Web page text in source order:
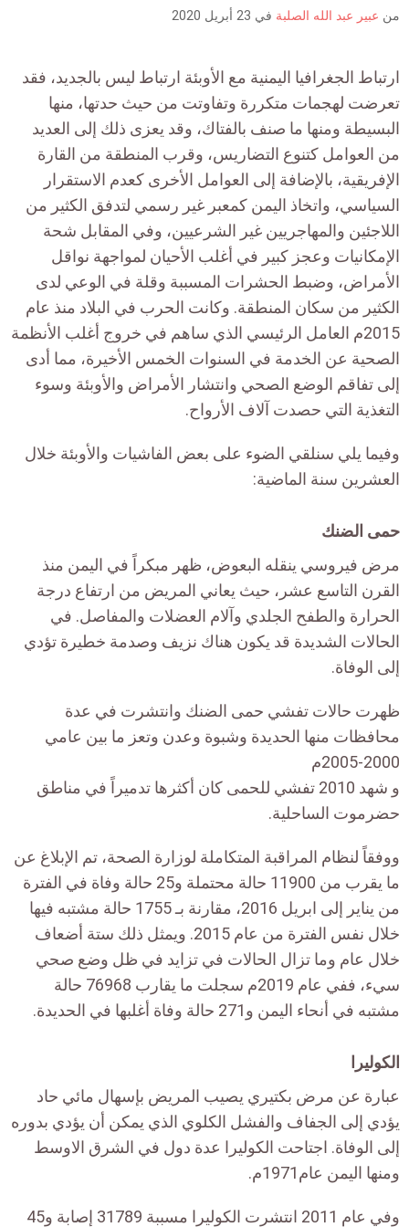
من عبير عبد الله الصلبة في 23 أبريل 2020
ارتباط الجغرافيا اليمنية مع الأوبئة ارتباط ليس بالجديد، فقد
تعرضت لهجمات متكررة وتفاوتت من حيث حدتها، منها
البسيطة ومنها ما صنف بالفتاك، وقد يعزى ذلك إلى العديد
من العوامل كتنوع التضاريس، وقرب المنطقة من القارة
الإفريقية، بالإضافة إلى العوامل الأخرى كعدم الاستقرار
السياسي، واتخاذ اليمن كمعبر غير رسمي لتدفق الكثير من
اللاجئين والمهاجريين غير الشرعيين، وفي المقابل شحة
الإمكانيات وعجز كبير في أغلب الأحيان لمواجهة نواقل
الأمراض، وضبط الحشرات المسببة وقلة في الوعي لدى
الكثير من سكان المنطقة. وكانت الحرب في البلاد منذ عام
2015م العامل الرئيسي الذي ساهم في خروج أغلب الأنظمة
الصحية عن الخدمة في السنوات الخمس الأخيرة، مما أدى
إلى تفاقم الوضع الصحي وانتشار الأمراض والأوبئة وسوء
التغذية التي حصدت آلاف الأرواح.
وفيما يلي سنلقي الضوء على بعض الفاشيات والأوبئة خلال
العشرين سنة الماضية:
حمى الضنك
مرض فيروسي ينقله البعوض، ظهر مبكراً في اليمن منذ
القرن التاسع عشر، حيث يعاني المريض من ارتفاع درجة
الحرارة والطفح الجلدي وآلام العضلات والمفاصل. في
الحالات الشديدة قد يكون هناك نزيف وصدمة خطيرة تؤدي
إلى الوفاة.
ظهرت حالات تفشي حمى الضنك وانتشرت في عدة
محافظات منها الحديدة وشبوة وعدن وتعز ما بين عامي
2000-2005م
و شهد 2010 تفشي للحمى كان أكثرها تدميراً في مناطق
حضرموت الساحلية.
ووفقاً لنظام المراقبة المتكاملة لوزارة الصحة، تم الإبلاغ عن
ما يقرب من 11900 حالة محتملة و25 حالة وفاة في الفترة
من يناير إلى ابريل 2016، مقارنة بـ 1755 حالة مشتبه فيها
خلال نفس الفترة من عام 2015. ويمثل ذلك ستة أضعاف
خلال عام وما تزال الحالات في تزايد في ظل وضع صحي
سيء، ففي عام 2019م سجلت ما يقارب 76968 حالة
مشتبه في أنحاء اليمن و271 حالة وفاة أغلبها في الحديدة.
الكوليرا
عبارة عن مرض بكتيري يصيب المريض بإسهال مائي حاد
يؤدي إلى الجفاف والفشل الكلوي الذي يمكن أن يؤدي بدوره
إلى الوفاة. اجتاحت الكوليرا عدة دول في الشرق الاوسط
ومنها اليمن عام1971م.
وفي عام 2011 انتشرت الكوليرا مسببة 31789 إصابة و45